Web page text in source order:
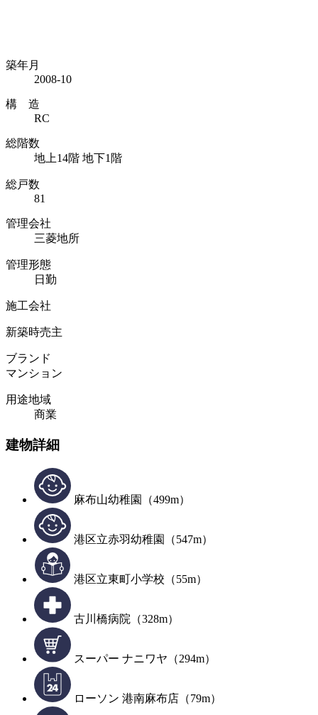
築年月
2008-10
構 造
RC
総階数
地上14階 地下1階
総戸数
81
管理会社
三菱地所
管理形態
日勤
施工会社
新築時売主
ブランド
マンション
用途地域
商業
建物詳細
麻布山幼稚園（499m）
港区立赤羽幼稚園（547m）
港区立東町小学校（55m）
古川橋病院（328m）
スーパー ナニワヤ（294m）
ローソン 港南麻布店（79m）